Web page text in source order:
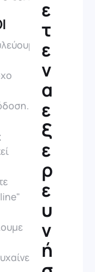
ε
τ
ε
ν
α
ε
ξ
ε
ρ
ε
υ
ν
ή